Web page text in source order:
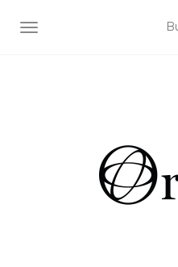
ALTERNAR NAVEGACIÓN